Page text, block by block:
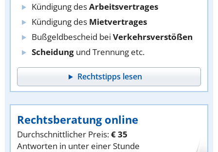
Kündigung desArbeitsvertrages
Kündigung des Mietvertrages
Bußgeldbescheid bei Verkehrsverstößen
Scheidung und Trennung etc.
Rechtstipps lesen
Rechtsberatung online
Durchschnittlicher Preis:€ 35
Antworten in unter einer Stunde